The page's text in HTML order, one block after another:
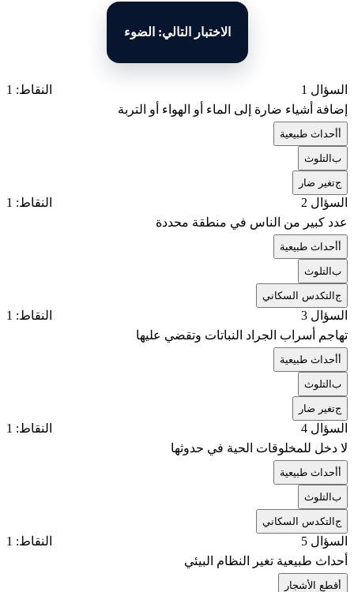
الاختبار التالي: الضوء
السؤال 1
النقاط: 1
إضافة أشياء ضارة إلى الماء أو الهواء أو التربة
أحداث طبيعية
بالتلوث
جتغير ضار
السؤال 2
النقاط: 1
عدد كبير من الناس في منطقة محددة
أحداث طبيعية
بالتلوث
جالتكدس السكاني
السؤال 3
النقاط: 1
تهاجم أسراب الجراد النباتات وتقضي عليها
أحداث طبيعية
بالتلوث
جتغير ضار
السؤال 4
النقاط: 1
لا دخل للمخلوقات الحية في حدوثها
أحداث طبيعية
بالتلوث
جالتكدس السكاني
السؤال 5
النقاط: 1
أحداث طبيعية تغير النظام البيئي
قطع الأشجار